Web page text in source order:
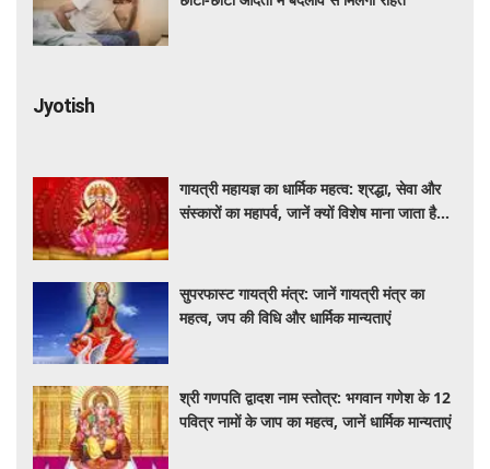
Jyotish
गायत्री महायज्ञ का धार्मिक महत्व: श्रद्धा, सेवा और
संस्कारों का महापर्व, जानें क्यों विशेष माना जाता है
सुपरफास्ट गायत्री मंत्र: जानें गायत्री मंत्र का
महत्व, जप की विधि और धार्मिक मान्यताएं
श्री गणपति द्वादश नाम स्तोत्र: भगवान गणेश के 12
पवित्र नामों के जाप का महत्व, जानें धार्मिक मान्यताएं